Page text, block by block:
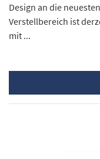
Design an die
Verstellbereich ist
mit ...